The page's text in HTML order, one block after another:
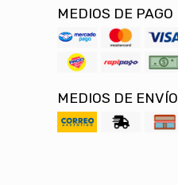
MEDIOS DE PAGO
MEDIOS DE ENVÍO